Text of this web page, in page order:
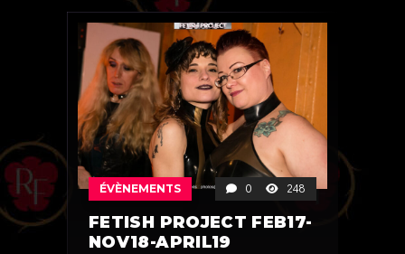
ÉVÈNEMENTS 0 248
FETISH PROJECT FEB17-
NOV18-APRIL19